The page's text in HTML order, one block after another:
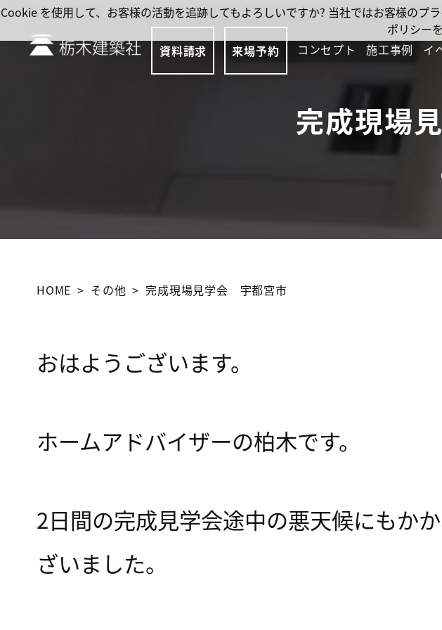
資料請求 来場予約 コンセプト 施工事例 イ
完成現場
HOME その他 完成現場見学会 宇都宮市
おはようございます。
ホームアドバイザーの柏木です。
2日間の完成見学会途中の悪天候にもか
ざいました。
Cookie を使用して、お客様の活動を追跡してもよろしいですか? 当社ではお客様の
ポリシー